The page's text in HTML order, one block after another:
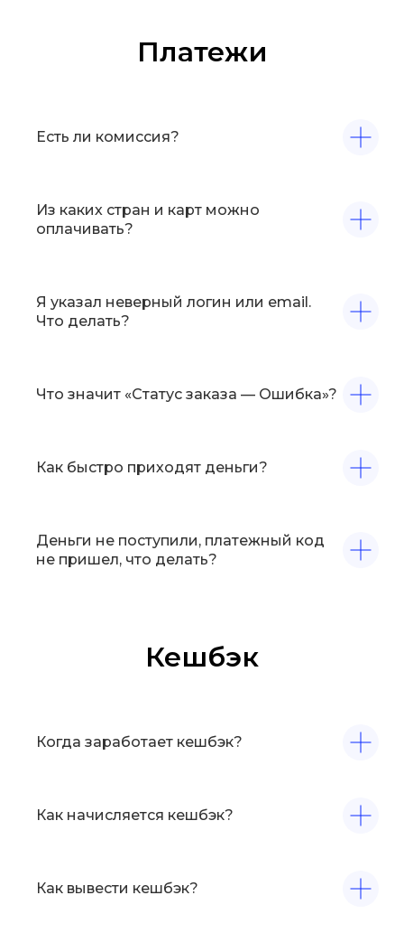
Платежи
Есть ли комиссия?
Из каких стран и карт можно
оплачивать?
Я указал неверный логин или email.
Что делать?
Что значит «Статус заказа — Ошибка»?
Как быстро приходят деньги?
Деньги не поступили, платежный код
не пришел, что делать?
Кешбэк
Когда заработает кешбэк?
Как начисляется кешбэк?
Как вывести кешбэк?